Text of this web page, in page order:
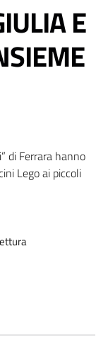
E
di Ferrara hanno
Lego ai piccoli